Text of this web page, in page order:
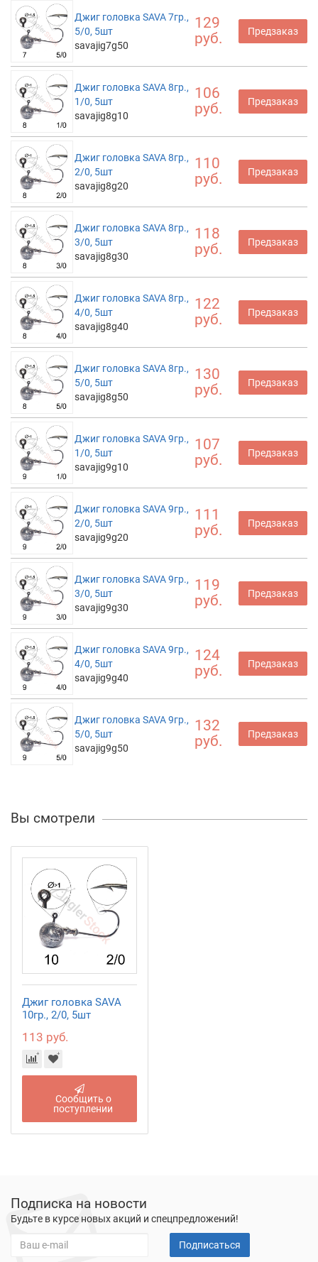
Джиг головка SAVA 7гр.,
5/0, 5шт
savajig7g50
129
руб.
Предзаказ
Джиг головка SAVA 8гр.,
1/0, 5шт
savajig8g10
106
руб.
Предзаказ
Джиг головка SAVA 8гр.,
2/0, 5шт
savajig8g20
110
руб.
Предзаказ
Джиг головка SAVA 8гр.,
3/0, 5шт
savajig8g30
118
руб.
Предзаказ
Джиг головка SAVA 8гр.,
4/0, 5шт
savajig8g40
122
руб.
Предзаказ
Джиг головка SAVA 8гр.,
5/0, 5шт
savajig8g50
130
руб.
Предзаказ
Джиг головка SAVA 9гр.,
1/0, 5шт
savajig9g10
107
руб.
Предзаказ
Джиг головка SAVA 9гр.,
2/0, 5шт
savajig9g20
111
руб.
Предзаказ
Джиг головка SAVA 9гр.,
3/0, 5шт
savajig9g30
119
руб.
Предзаказ
Джиг головка SAVA 9гр.,
4/0, 5шт
savajig9g40
124
руб.
Предзаказ
Джиг головка SAVA 9гр.,
5/0, 5шт
savajig9g50
132
руб.
Предзаказ
Вы смотрели
Джиг головка SAVA
10гр., 2/0, 5шт
113 руб.
Сообщить о
поступлении
Подписка на новости
Будьте в курсе новых акций и спецпредложений!
Подписаться